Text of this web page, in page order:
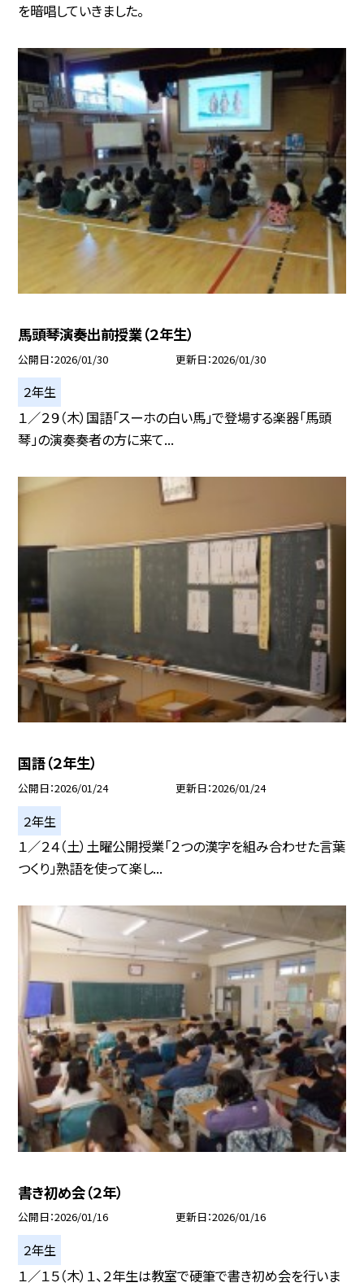
を暗唱していきました。
馬頭琴演奏出前授業（２年生）
公開日 2026/01/30 更新日 2026/01/30
２年生
１／２９（木）国語「スーホの白い馬」で登場する楽器「馬頭
琴」の演奏奏者の方に来て...
国語（２年生）
公開日 2026/01/24 更新日 2026/01/24
２年生
１／２４（土）土曜公開授業「２つの漢字を組み合わせた言葉
つくり」熟語を使って楽し...
書き初め会（２年）
公開日 2026/01/16 更新日 2026/01/16
２年生
１／１５（木）１、２年生は教室で硬筆で書き初め会を行いま